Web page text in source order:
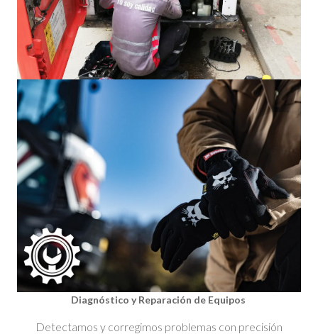
Diagnóstico y Reparación de Equipos
Detectamos y corregimos problemas con precisión